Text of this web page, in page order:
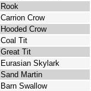
Rook
Carrion Crow
Hooded Crow
Coal Tit
Great Tit
Eurasian Skylark
Sand Martin
Barn Swallow